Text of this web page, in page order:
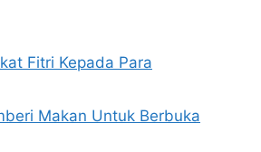
Fitri Kepada Para
Makan Untuk Berbuka